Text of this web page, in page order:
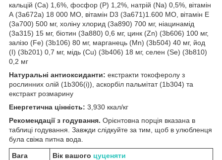
кальцій (Ca) 1,6%, фосфор (P) 1,2%, натрій (Na) 0,5%, вітамін
А (3a672a) 18 000 МО, вітамін D3 (3a671)1.600 МО, вітамін Е
(3a700) 500 мг, холіну хлорид (3a890) 700 мг, ніацинамід
(3a315) 15 мг, біотин (3a880) 0,6 мг, цинк (Zn) (3b606) 100 мг,
залізо (Fe) (3b106) 80 мг, марганець (Mn) (3b504) 40 мг, йод
(I) (3b201) 0,7 мг, мідь (Cu) (3b406) 18 мг, селен (Se) (3b810)
0,2 мг
Натуральні антиоксиданти: екстракти токоферолу з
рослинних олій (1b306(i)), аскорбіл пальмітат (1b304) та
екстракт розмарину
Енергетична цінність: 3,930 ккал/кг
Рекомендації з годування. Орієнтовна порція вказана в
таблиці годування. Завжди слідкуйте за тим, щоб в улюбленця
була свіжа питна вода.
Вага
Вік вашого цуценяти